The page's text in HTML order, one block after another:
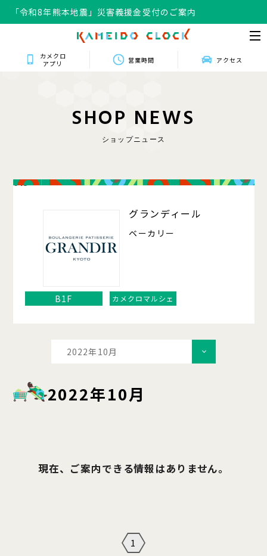
「令和8年熊本地震」災害義援金受付のご案内
カメクロ
アプリ
営業時間 アクセス
SHOP NEWS
ショップニュース
013
グランディール
ベーカリー
B1F カメクロマルシェ
2022年10月
2022年10月
現在、ご案内できる情報はありません。
1